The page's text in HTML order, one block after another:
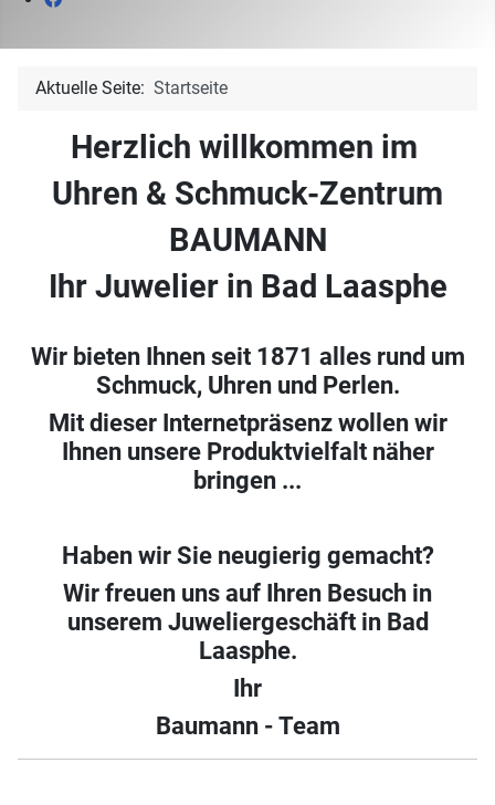
Aktuelle Seite: Startseite
Herzlich willkommen im
Uhren & Schmuck-Zentrum
BAUMANN
Ihr Juwelier in Bad Laasphe
Wir bieten Ihnen seit 1871 alles rund um
Schmuck, Uhren und Perlen.
Mit dieser Internetpräsenz wollen wir
Ihnen unsere Produktvielfalt näher
bringen ...
Haben wir Sie neugierig gemacht?
Wir freuen uns auf Ihren Besuch in
unserem Juweliergeschäft in Bad
Laasphe.
Ihr
Baumann - Team